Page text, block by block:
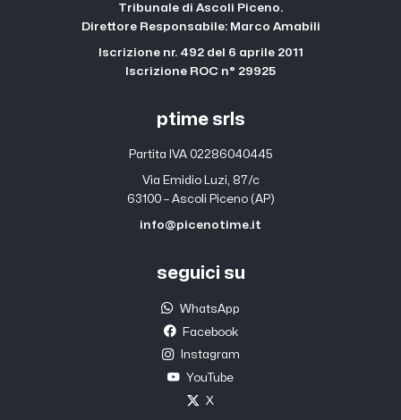
Tribunale di Ascoli Piceno.
Direttore Responsabile: Marco Amabili
Iscrizione nr. 492 del 6 aprile 2011
Iscrizione ROC n° 29925
ptime srls
Partita IVA 02286040445
Via Emidio Luzi, 87/c
63100 – Ascoli Piceno (AP)
info@picenotime.it
seguici su
WhatsApp
Facebook
Instagram
YouTube
X